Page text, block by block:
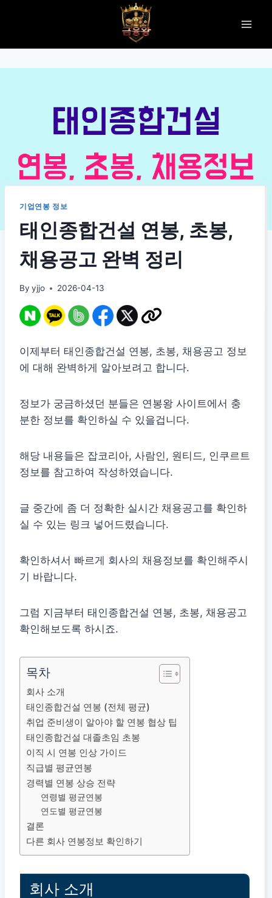
기업연봉 정보
태인종합건설 연봉, 초봉,
채용공고 완벽 정리
By yjjo 2026-04-13
이제부터 태인종합건설 연봉, 초봉, 채용공고 정보
에 대해 완벽하게 알아보려고 합니다.
정보가 궁금하셨던 분들은 연봉왕 사이트에서 충
분한 정보를 확인하실 수 있을겁니다.
해당 내용들은 잡코리아, 사람인, 원티드, 인쿠르트
정보를 참고하여 작성하였습니다.
글 중간에 좀 더 정확한 실시간 채용공고를 확인하
실 수 있는 링크 넣어드렸습니다.
확인하셔서 빠르게 회사의 채용정보를 확인해주시
기 바랍니다.
그럼 지금부터 태인종합건설 연봉, 초봉, 채용공고
확인해보도록 하시죠.
목차
회사 소개
태인종합건설 연봉 (전체 평균)
취업 준비생이 알아야 할 연봉 협상 팁
태인종합건설 대졸초임 초봉
이직 시 연봉 인상 가이드
직급별 평균연봉
경력별 연봉 상승 전략
연령별 평균연봉
연도별 평균연봉
결론
다른 회사 연봉정보 확인하기
회사 소개